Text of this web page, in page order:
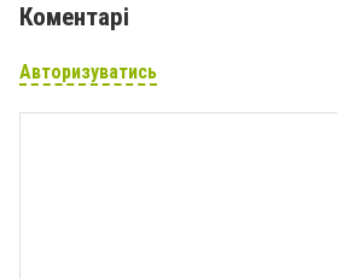
Коментарі
Авторизуватись